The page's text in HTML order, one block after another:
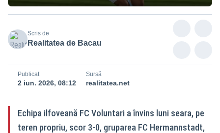
Scris de
Realitatea de Bacau
Publicat
2 iun. 2026, 08:12
Sursă
realitatea.net
Echipa ilfoveană FC Voluntari a învins luni seara, pe
teren propriu, scor 3-0, gruparea FC Hermannstadt,